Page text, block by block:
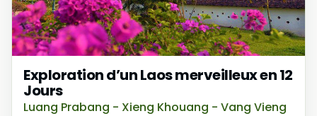
Exploration d’un Laos merveilleux en 12
Jours
Luang Prabang - Xieng Khouang - Vang Vieng